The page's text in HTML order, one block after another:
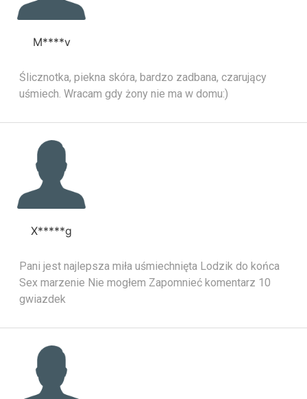
M****v
Ślicznotka, piekna skóra, bardzo zadbana, czarujący
uśmiech. Wracam gdy żony nie ma w domu:)
X*****g
Pani jest najlepsza miła uśmiechnięta Lodzik do końca
Sex marzenie Nie mogłem Zapomnieć komentarz 10
gwiazdek